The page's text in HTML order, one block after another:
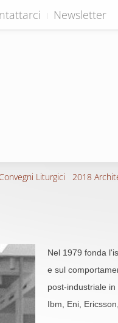
Newsletter
Convegni Liturgici 2018
Nel 1979 fonda
e sul
post-industriale
Ibm, Eni,